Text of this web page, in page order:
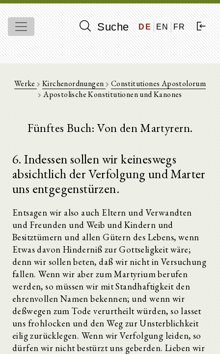
Suche DE EN FR
Werke Kirchenordnungen
Constitutiones Apostolorum
Apostolische Konstitutionen und Kanones
Fünftes Buch: Von den Martyrern.
6. Indessen sollen wir keineswegs
absichtlich der Verfolgung und Marter
uns entgegenstürzen.
Entsagen wir also auch Eltern und Verwandten
und Freunden und Weib und Kindern und
Besitztümern und allen Gütern des Lebens, wenn
Etwas davon Hinderniß zur Gottseligkeit wäre;
denn wir sollen beten, daß wir nicht in Versuchung
fallen. Wenn wir aber zum Martyrium berufen
werden, so müssen wir mit Standhaftigkeit den
ehrenvollen Namen bekennen; und wenn wir
deßwegen zum Tode verurtheilt würden, so lasset
uns frohlocken und den Weg zur Unsterblichkeit
eilig zurücklegen. Wenn wir Verfolgung leiden, so
dürfen wir nicht bestürzt uns geberden. Lieben wir